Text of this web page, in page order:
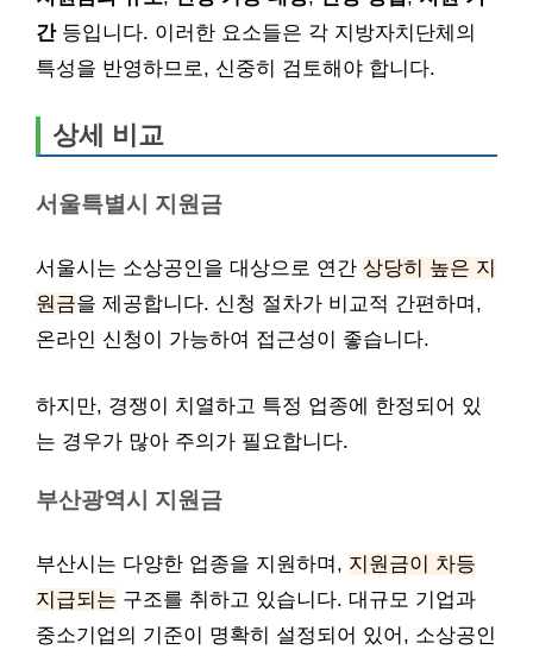
간등입니다. 이러한 요소들은 각 지방자치단체의
특성을 반영하므로, 신중히 검토해야 합니다.
상세 비교
서울특별시 지원금
서울시는 소상공인을 대상으로 연간 상당히 높은 지
원금을 제공합니다. 신청 절차가 비교적 간편하며,
온라인 신청이 가능하여 접근성이 좋습니다.
하지만, 경쟁이 치열하고 특정 업종에 한정되어 있
는 경우가 많아 주의가 필요합니다.
부산광역시 지원금
부산시는 다양한 업종을 지원하며, 지원금이 차등
지급되는 구조를 취하고 있습니다. 대규모 기업과
중소기업의 기준이 명확히 설정되어 있어, 소상공인